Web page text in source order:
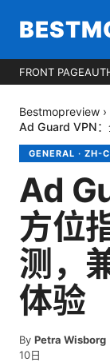
FRONT PAGE
Bestmopreview ›
Ad Guard VPN：
GENERAL · ZH-
Ad
方位
测，
体验
By Petra Wisborg
10日